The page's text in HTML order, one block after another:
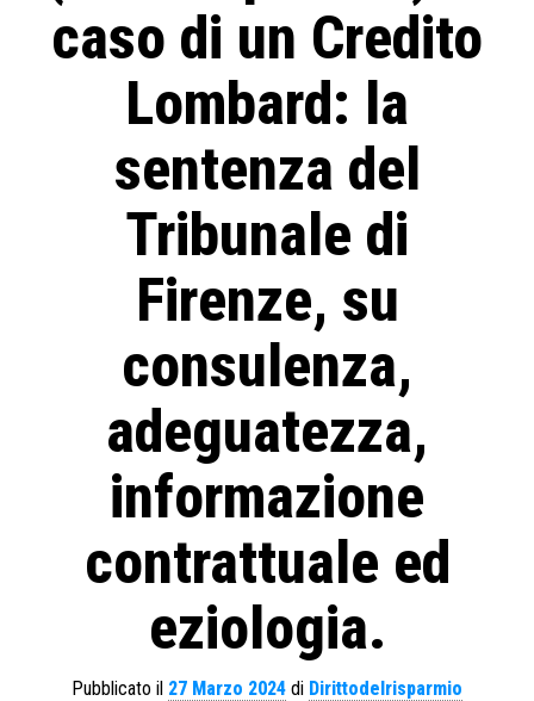
caso di un Credito
Lombard: la
sentenza del
Tribunale di
Firenze, su
consulenza,
adeguatezza,
informazione
contrattuale ed
eziologia.
Pubblicato il 27 Marzo 2024 di Dirittodelrisparmio